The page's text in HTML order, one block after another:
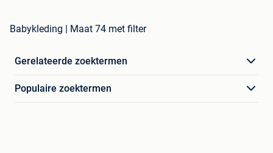
Babykleding | Maat 74 met filter
Gerelateerde zoektermen
Populaire zoektermen